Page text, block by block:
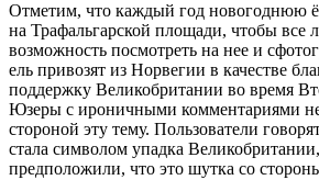
Отметим, что каждый год новогоднюю
на Трафальгарской площади, чтобы все
возможность посмотреть на нее и
ель привозят из Норвегии в качестве
поддержку Великобритании во время
Юзеры с ироничными комментариями
стороной эту тему. Пользователи
стала символом упадка
предположили, что это шутка со